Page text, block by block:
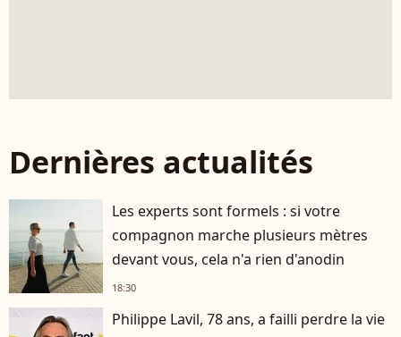
Dernières actualités
Les experts sont formels : si votre
compagnon marche plusieurs mètres
devant vous, cela n'a rien d'anodin
18:30
Philippe Lavil, 78 ans, a failli perdre la vie